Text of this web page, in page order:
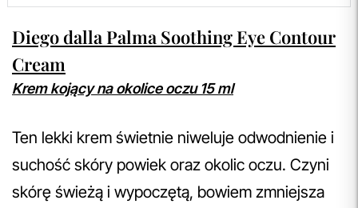
Diego dalla Palma Soothing Eye Contour
Cream
Krem kojący na okolice oczu 15 ml
Ten lekki krem świetnie niweluje odwodnienie i
suchość skóry powiek oraz okolic oczu. Czyni
skórę świeżą i wypoczętą, bowiem zmniejsza